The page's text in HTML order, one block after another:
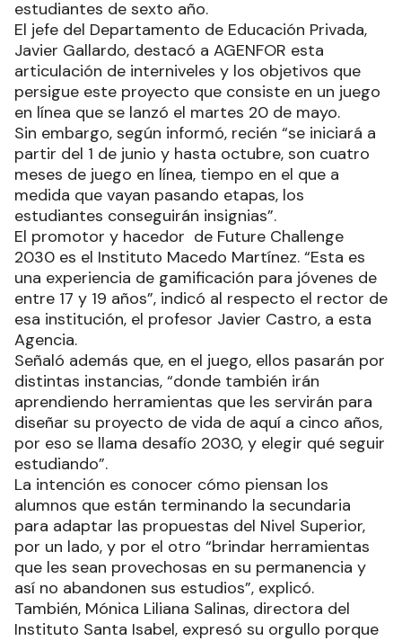
estudiantes de sexto año.
El jefe del Departamento de Educación Privada,
Javier Gallardo, destacó a AGENFOR esta
articulación de interniveles y los objetivos que
persigue este proyecto que consiste en un juego
en línea que se lanzó el martes 20 de mayo.
Sin embargo, según informó, recién “se iniciará a
partir del 1 de junio y hasta octubre, son cuatro
meses de juego en línea, tiempo en el que a
medida que vayan pasando etapas, los
estudiantes conseguirán insignias”.
El promotor y hacedor de Future Challenge
2030 es el Instituto Macedo Martínez. “Esta es
una experiencia de gamificación para jóvenes de
entre 17 y 19 años”, indicó al respecto el rector de
esa institución, el profesor Javier Castro, a esta
Agencia.
Señaló además que, en el juego, ellos pasarán por
distintas instancias, “donde también irán
aprendiendo herramientas que les servirán para
diseñar su proyecto de vida de aquí a cinco años,
por eso se llama desafío 2030, y elegir qué seguir
estudiando”.
La intención es conocer cómo piensan los
alumnos que están terminando la secundaria
para adaptar las propuestas del Nivel Superior,
por un lado, y por el otro “brindar herramientas
que les sean provechosas en su permanencia y
así no abandonen sus estudios”, explicó.
También, Mónica Liliana Salinas, directora del
Instituto Santa Isabel, expresó su orgullo porque